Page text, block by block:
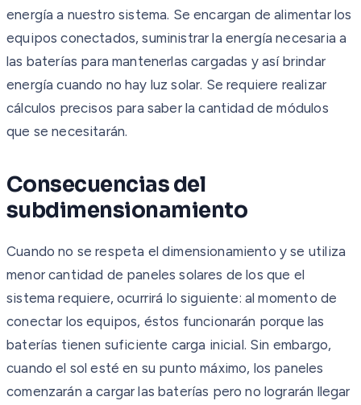
energía a nuestro sistema. Se encargan de alimentar los
equipos conectados, suministrar la energía necesaria a
las baterías para mantenerlas cargadas y así brindar
energía cuando no hay luz solar. Se requiere realizar
cálculos precisos para saber la cantidad de módulos
que se necesitarán.
Consecuencias del
subdimensionamiento
Cuando no se respeta el dimensionamiento y se utiliza
menor cantidad de paneles solares de los que el
sistema requiere, ocurrirá lo siguiente: al momento de
conectar los equipos, éstos funcionarán porque las
baterías tienen suficiente carga inicial. Sin embargo,
cuando el sol esté en su punto máximo, los paneles
comenzarán a cargar las baterías pero no lograrán llegar